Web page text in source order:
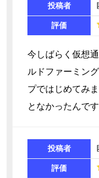
投稿者
評価
今しばらく仮想
ルドファーミン
プではじめてみ
となかったんです
投稿者
評価